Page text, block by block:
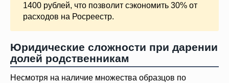
1400 рублей, что позволит сэкономить 30% от
расходов на Росреестр.
Юридические сложности при дарении
долей родственникам
Несмотря на наличие множества образцов по